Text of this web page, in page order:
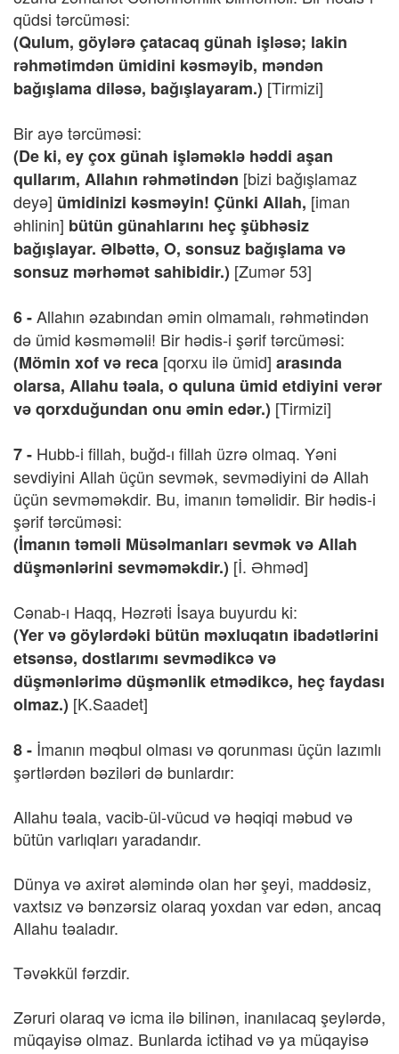
qüdsi tərcüməsi:
(Qulum, göylərə çatacaq günah işləsə; lakin
rəhmətimdən ümidini kəsməyib, məndən
bağışlama diləsə, bağışlayaram.) [Tirmizi]
Bir ayə tərcüməsi:
(De ki, ey çox günah işləməklə həddi aşan
qullarım, Allahın rəhmətindən [bizi bağışlamaz
deyə] ümidinizi kəsməyin! Çünki Allah, [iman
əhlinin] bütün günahlarını heç şübhəsiz
bağışlayar. Əlbəttə, O, sonsuz bağışlama və
sonsuz mərhəmət sahibidir.) [Zumər 53]
6 -Allahın əzabından əmin olmamalı, rəhmətindən
də ümid kəsməməli! Bir hədis-i şərif tərcüməsi:
(Mömin xof və reca [qorxu ilə ümid] arasında
olarsa, Allahu təala, o quluna ümid etdiyini verər
və qorxduğundan onu əmin edər.) [Tirmizi]
7 - Hubb-i fillah, buğd-ı fillah üzrə olmaq. Yəni
sevdiyini Allah üçün sevmək, sevmədiyini də Allah
üçün sevməməkdir. Bu, imanın təməlidir. Bir hədis-i
şərif tərcüməsi:
(İmanın təməli Müsəlmanları sevmək və Allah
düşmənlərini sevməməkdir.) [İ. Əhməd]
Cənab-ı Haqq, Həzrəti İsaya buyurdu ki:
(Yer və göylərdəki bütün məxluqatın ibadətlərini
etsənsə, dostlarımı sevmədikcə və
düşmənlərimə düşmənlik etmədikcə, heç faydası
olmaz.) [K.Saadet]
8 - İmanın məqbul olması və qorunması üçün lazımlı
şərtlərdən bəziləri də bunlardır:
Allahu təala, vacib-ül-vücud və həqiqi məbud və
bütün varlıqları yaradandır.
Dünya və axirət aləmində olan hər şeyi, maddəsiz,
vaxtsız və bənzərsiz olaraq yoxdan var edən, ancaq
Allahu təaladır.
Təvəkkül fərzdir.
Zəruri olaraq və icma ilə bilinən, inanılacaq şeylərdə,
müqayisə olmaz. Bunlarda ictihad və ya müqayisə